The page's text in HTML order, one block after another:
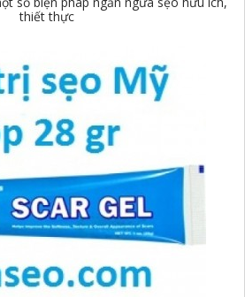
thiết thực